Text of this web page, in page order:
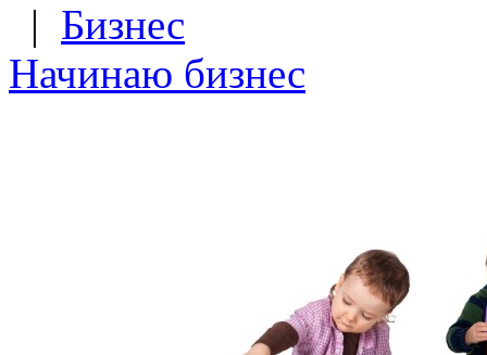
| Бизнес
Начинаю бизнес